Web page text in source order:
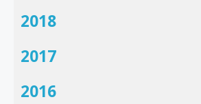
2018
2017
2016